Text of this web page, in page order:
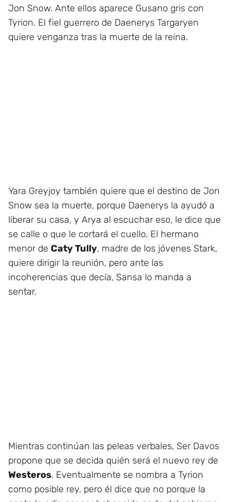
Jon Snow. Ante ellos aparece Gusano gris con
Tyrion. El fiel guerrero de Daenerys Targaryen
quiere venganza tras la muerte de la reina.
Yara Greyjoy también quiere que el destino de Jon
Snow sea la muerte, porque Daenerys la ayudó a
liberar su casa, y Arya al escuchar eso, le dice que
se calle o que le cortará el cuello. El hermano
menor de Caty Tully, madre de los jóvenes Stark,
quiere dirigir la reunión, pero ante las
incoherencias que decía, Sansa lo manda a
sentar.
Mientras continúan las peleas verbales, Ser Davos
propone que se decida quién será el nuevo rey de
Westeros. Eventualmente se nombra a Tyrion
como posible rey, pero él dice que no porque la